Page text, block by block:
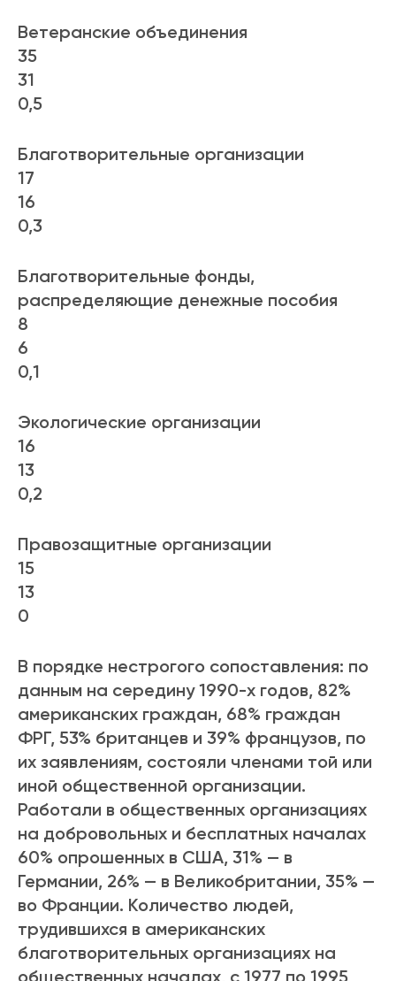
Ветеранские объединения
35
31
0,5
Благотворительные организации
17
16
0,3
Благотворительные фонды,
распределяющие денежные пособия
8
6
0,1
Экологические организации
16
13
0,2
Правозащитные организации
15
13
0
В порядке нестрогого сопоставления: по
данным на середину 1990-х годов, 82%
американских граждан, 68% граждан
ФРГ, 53% британцев и 39% французов, по
их заявлениям, состояли членами той или
иной общественной организации.
Работали в общественных организациях
на добровольных и бесплатных началах
60% опрошенных в США, 31% — в
Германии, 26% — в Великобритании, 35% —
во Франции. Количество людей,
трудившихся в американских
благотворительных организациях на
общественных началах, с 1977 по 1995